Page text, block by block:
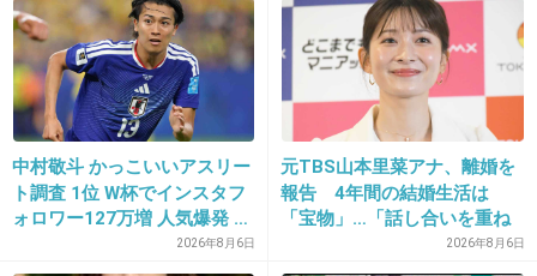
21. 匿名2013/02/19(火) 16:34:25
カワイイカワイイうぜええ
出典：www.solariaplaza.com
+87 -3
中村敬斗 かっこいいアスリー
ト調査 1位 W杯でインスタフ
ォロワー127万増 人気爆発 …
2位 高橋藍 3位 大谷翔平2026年8月6日
元TBS山本里菜アナ、離婚を
報告 4年間の結婚生活は
「宝物」…「話し合いを重ね
2026年8月6日